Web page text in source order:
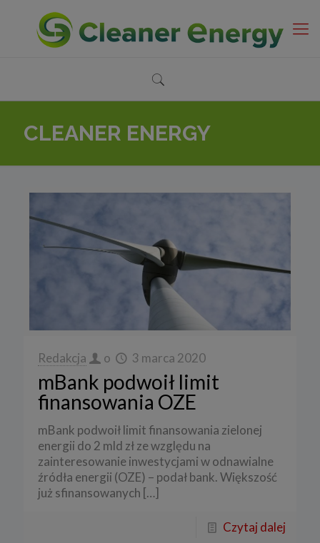
CLEANER ENERGY
Redakcja o 3 marca 2020
mBank podwoił limit
finansowania OZE
mBank podwoił limit finansowania zielonej
energii do 2 mld zł ze względu na
zainteresowanie inwestycjami w odnawialne
źródła energii (OZE) – podał bank. Większość
już sfinansowanych […]
Czytaj dalej